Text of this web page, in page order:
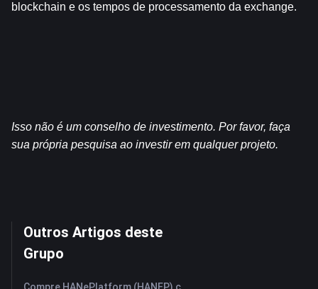
blockchain e os tempos de processamento da exchange.
Isso não é um conselho de investimento. Por favor, faça
sua própria pesquisa ao investir em qualquer projeto.
Outros Artigos deste
Grupo